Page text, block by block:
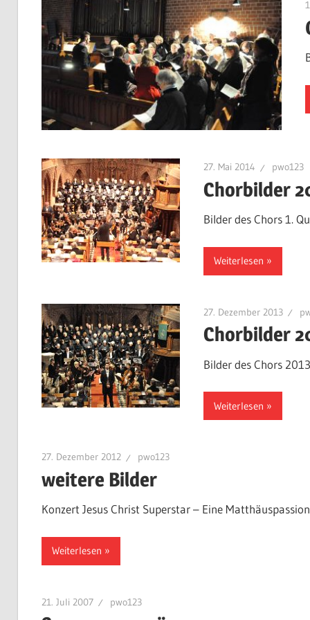
27. Mai 2014 pwo123
Chorbilder
Bilder des Chors 1.
Weiterlesen
27. Dezember 2013
Chorbilder
Bilder des Chors
Weiterlesen
27. Dezember 2012 pwo123
weitere Bilder
Konzert Jesus Christ Superstar – Eine
Weiterlesen
21. Juli 2007 pwo123